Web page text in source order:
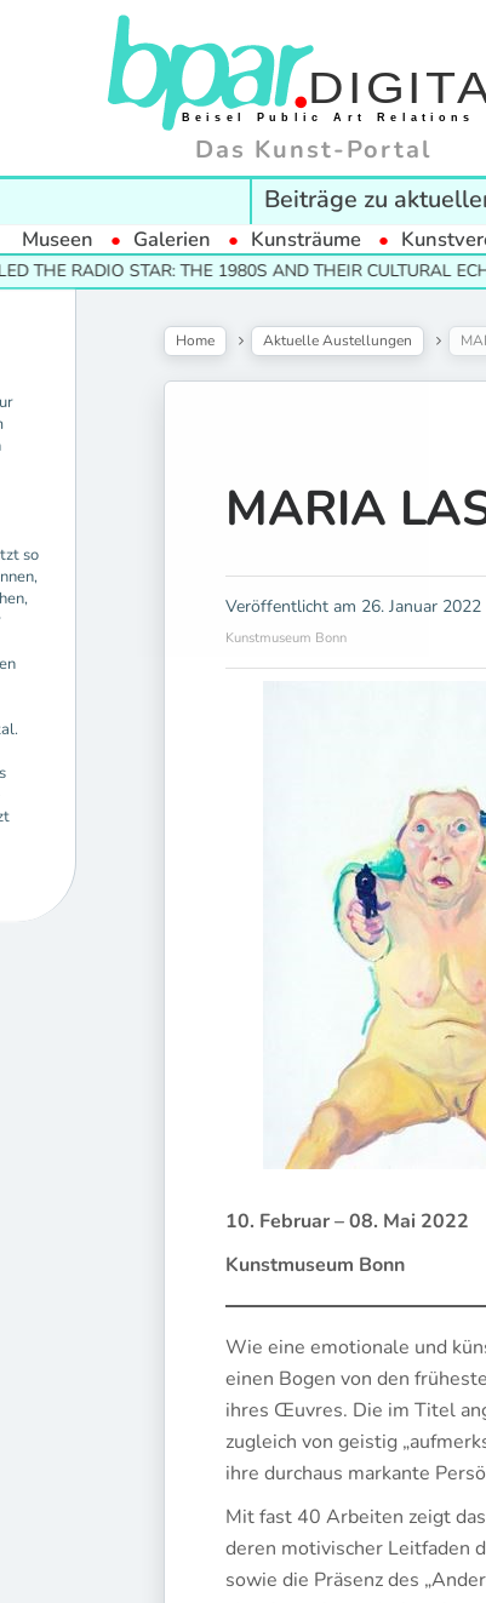
Das Kunst-Portal
Beiträge zu
Museen Galerien Kunsträume
STAR: THE 1980S AND THEIR CULTURAL ECHOES
so
Home Aktuelle Austellungen
MARIA
Veröffentlicht am 26. Januar 2022
Kunstmuseum Bonn
10. Februar – 08. Mai 2022
Kunstmuseum Bonn
Wie eine emotionale und
einen Bogen von den
ihres Œuvres. Die im Titel
zugleich von geistig
ihre durchaus markante
Mit fast 40 Arbeiten zeigt
deren motivischer Leitfaden
sowie die Präsenz des